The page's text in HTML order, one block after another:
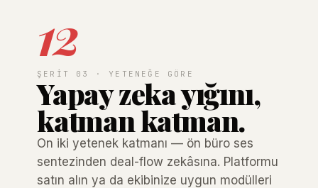
12
ŞERIT 03 · YETENEĞE GÖRE
Yapay zeka yığını,
katman katman.
On iki yetenek katmanı — ön büro ses
sentezinden deal-flow zekâsına. Platformu
satın alın ya da ekibinize uygun modülleri